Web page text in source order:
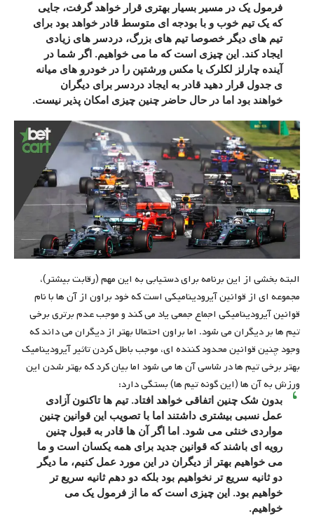
فرمول یک در مسیر بسیار بهتری قرار خواهد گرفت، جایی
که یک تیم خوب و با بودجه ای متوسط قادر خواهد بود برای
تیم های دیگر خصوصا تیم های بزرگ، دردسر های زیادی
ایجاد کند. این چیزی است که ما می خواهیم. اگر شما در
آینده چارلز لکلرک یا مکس ورشتپن را در خودرو های میانه
ی جدول قرار دهید قادر به ایجاد دردسر برای دیگران
خواهند بود اما در حال حاضر چنین چیزی امکان پذیر نیست.
البته بخشی از این برنامه برای دستیابی به این مهم (رقابت بیشتر)،
مجموعه ای از قوانین آیرودینامیکی است که خود براون از آن ها با نام
قوانین آیرودینامیکی اجماع جمعی یاد می کند و موجب عدم برتری برخی
تیم ها بر دیگران می شود. اما براون احتمالا بهتر از دیگران می داند که
وجود چنین قوانین محدود کننده ای، موجب باطل کردن تاثیر آیرودینامیک
بهتر برخی تیم ها در شاسی آن ها می شود اما بیان کرد که بهتر شدن این
ورزش به آن ها (این گونه تیم ها) بستگی دارد:
بدون شک چنین اتفاقی خواهد افتاد. تیم ها تاکنون آزادی
عمل نسبی بیشتری داشتند اما با تصویب این قوانین چنین
مواردی خنثی می شود. اما اگر آن ها قادر به قبول چنین
رویه ای باشند که قوانین جدید برای همه یکسان است و ما
می خواهیم بهتر از دیگران در این مورد عمل کنیم، ما دیگر
دو ثانیه سریع تر نخواهیم بود بلکه دو دهم ثانیه سریع تر
خواهیم بود. این چیزی است که ما از فرمول یک می
خواهیم.